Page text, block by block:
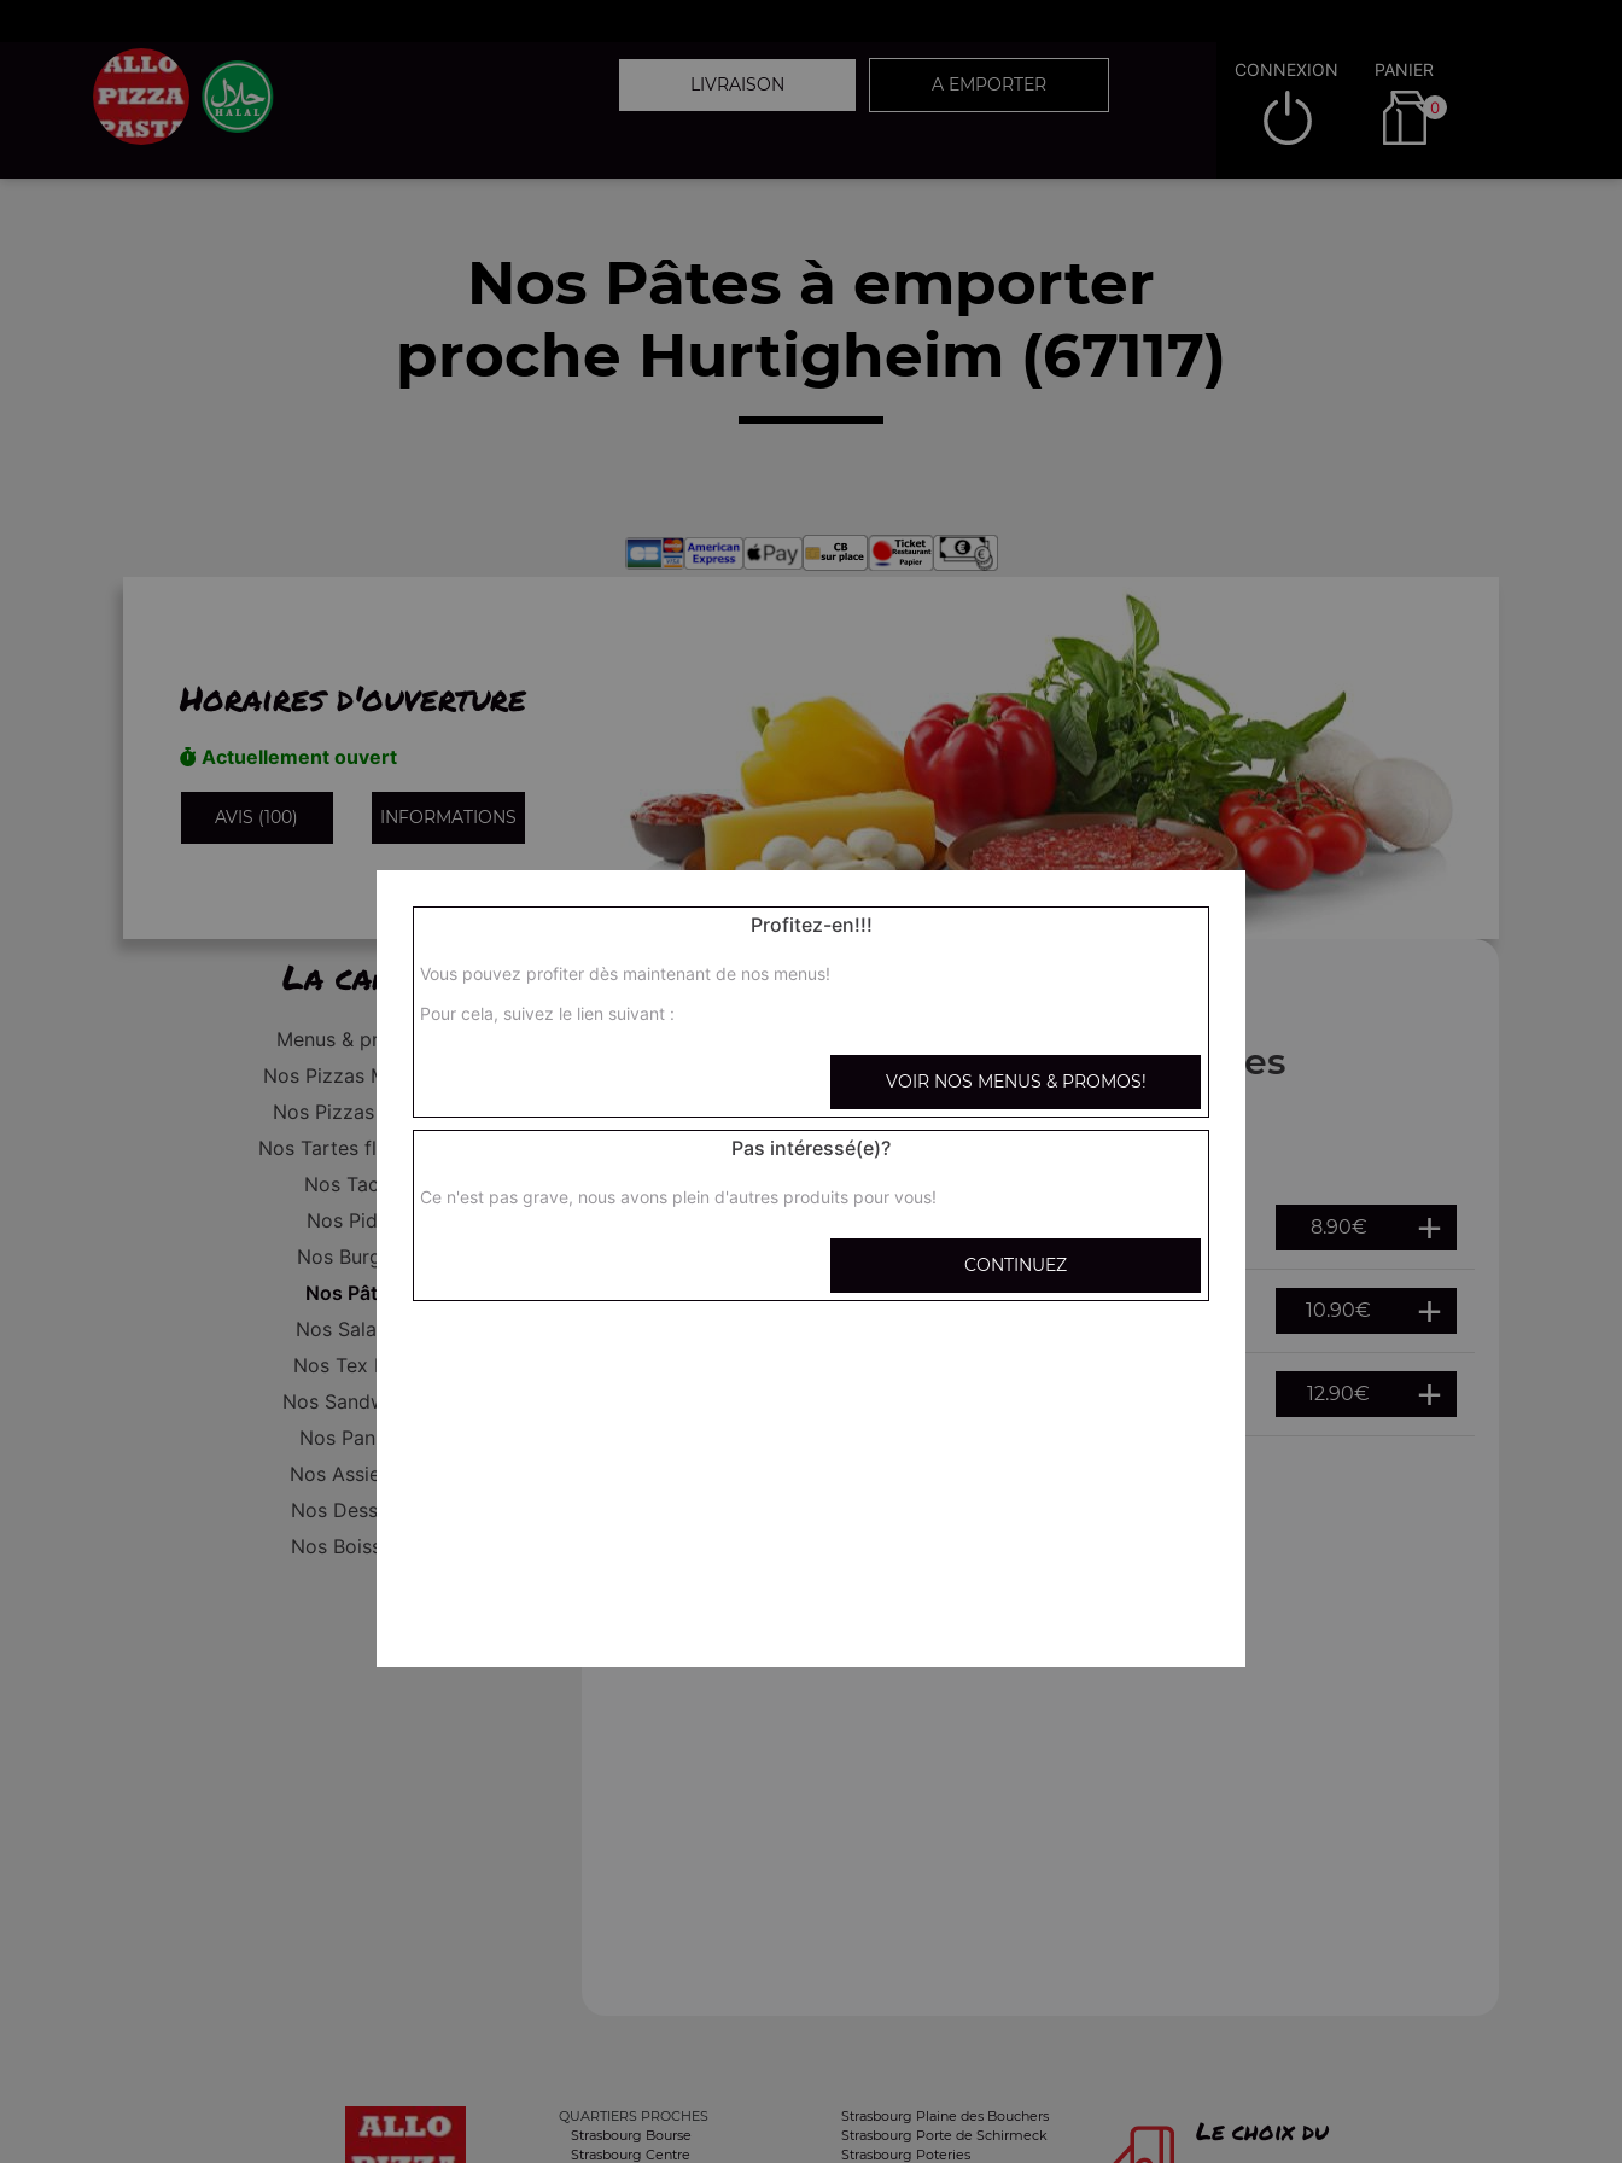
LIVRAISON A EMPORTER
CONNEXION PANIER
0
Nos Pâtes à emporter
proche Hurtigheim (67117)
Horaires d'ouverture
Actuellement ouvert
AVIS (100) INFORMATIONS
La carte
Menus & promos
Nos Pizzas Médium
Nos Pizzas Large
Nos Tartes flambées
Nos Tacos
Nos Pides
Nos Burgers
Nos Pâtes
Nos Salades
Nos Tex Mex
Nos Sandwichs
Nos Paninis
Nos Assiettes
Nos Desserts
Nos Boissons
Nos Pâtes
8.90€
Moyenne portion de pâtes 10.90€
12.90€
QUARTIERS PROCHES
Strasbourg Bourse
Strasbourg Centre
Strasbourg Plaine des Bouchers
Strasbourg Porte de Schirmeck
Strasbourg Poteries
Le choix du
Profitez-en!!!
Vous pouvez profiter dès maintenant de nos menus!
Pour cela, suivez le lien suivant :
VOIR NOS MENUS & PROMOS!
Pas intéressé(e)?
Ce n'est pas grave, nous avons plein d'autres produits pour vous!
CONTINUEZ